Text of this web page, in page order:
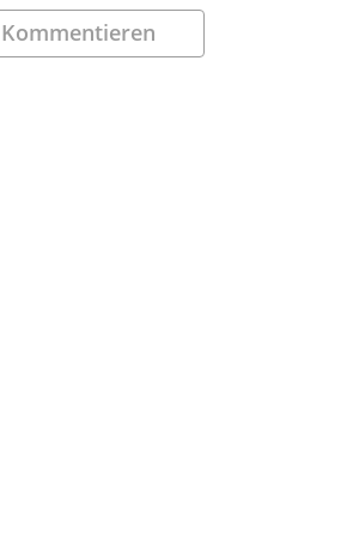
Kommentieren